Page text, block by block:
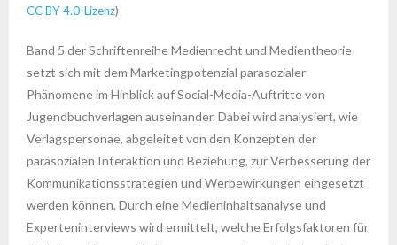
CC BY 4.0-Lizenz)
Band 5 der Schriftenreihe Medienrecht und Medientheorie
setzt sich mit dem Marketingpotenzial parasozialer
Phänomene im Hinblick auf Social-Media-Auftritte von
Jugendbuchverlagen auseinander. Dabei wird analysiert, wie
Verlagspersonae, abgeleitet von den Konzepten der
parasozialen Interaktion und Beziehung, zur Verbesserung der
Kommunikationsstrategien und Werbewirkungen eingesetzt
werden können. Durch eine Medieninhaltsanalyse und
Experteninterviews wird ermittelt, welche Erfolgsfaktoren für